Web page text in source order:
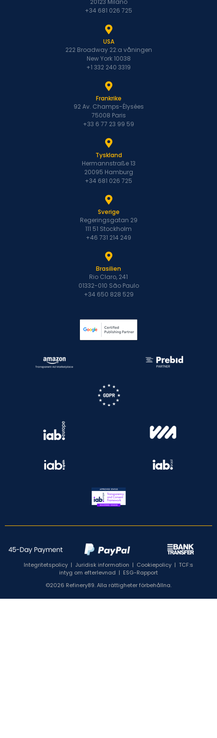
+34 681 026 725
USA
222 Broadway 22:a våningen
New York 10038
+1 332 240 3319
Frankrike
92 Av. Champs-Élysées
75008 Paris
+33 6 77 23 99 59
Tyskland
Hermannstraße 13
20095 Hamburg
+34 681 026 725
Sverige
Regeringsgatan 29
111 51 Stockholm
+46 731 214 249
Brasilien
Rio Claro, 241
01332-010 São Paulo
+34 650 828 529
Integritetspolicy | Juridisk information | Cookiepolicy | TCF:s
intyg om efterlevnad | ESG-Rapport
©2026 Refinery89. Alla rättigheter förbehållna.